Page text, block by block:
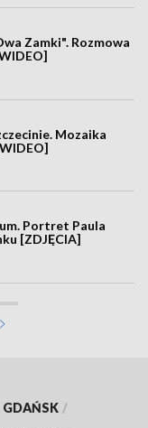
Zamki". Rozmowa
Mozaika
Portret Paula
[ZDJĘCIA]
GDAŃSK /